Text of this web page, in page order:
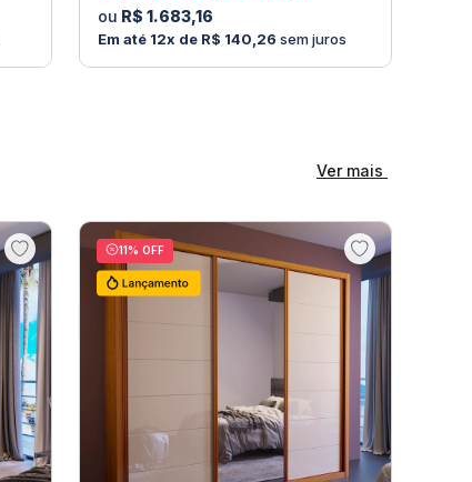
R$ 1.683,16
12 R$ 140 26 sem juros
Ver mais
11% OFF